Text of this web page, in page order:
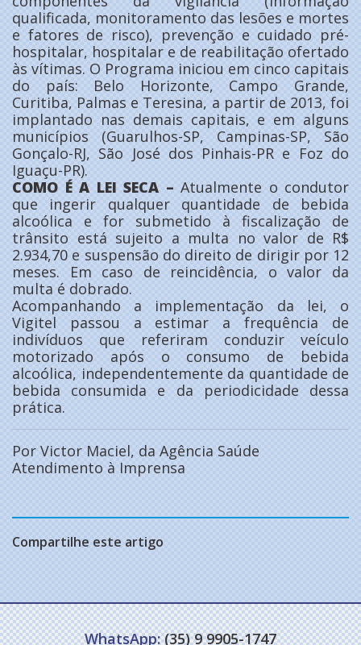
qualificada, monitoramento das lesões e mortes
e fatores de risco), prevenção e cuidado pré-
hospitalar, hospitalar e de reabilitação ofertado
às vítimas. O Programa iniciou em cinco capitais
do país: Belo Horizonte, Campo Grande,
Curitiba, Palmas e Teresina, a partir de 2013, foi
implantado nas demais capitais, e em alguns
municípios (Guarulhos-SP, Campinas-SP, São
Gonçalo-RJ, São José dos Pinhais-PR e Foz do
Iguaçu-PR).
COMO É A LEI SECA – Atualmente o condutor
que ingerir qualquer quantidade de bebida
alcoólica e for submetido à fiscalização de
trânsito está sujeito a multa no valor de R$
2.934,70 e suspensão do direito de dirigir por 12
meses. Em caso de reincidência, o valor da
multa é dobrado.
Acompanhando a implementação da lei, o
Vigitel passou a estimar a frequência de
indivíduos que referiram conduzir veículo
motorizado após o consumo de bebida
alcoólica, independentemente da quantidade de
bebida consumida e da periodicidade dessa
prática.
Por Victor Maciel, da Agência Saúde
Atendimento à Imprensa
Compartilhe este artigo
WhatsApp:(35) 9 9905-1747